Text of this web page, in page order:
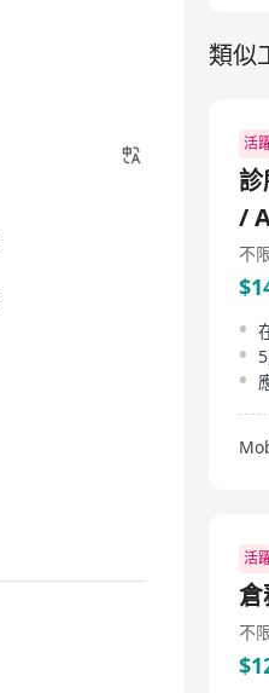
及选择。 Zhuofu
life
類似
活
/
不
活
倉
不